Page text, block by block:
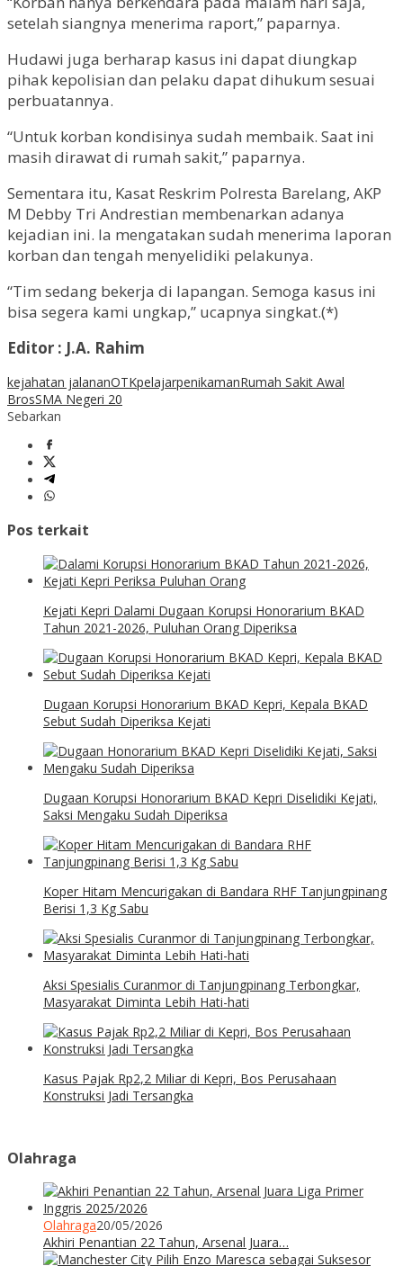
setelah siangnya menerima raport,” paparnya.
Hudawi juga berharap kasus ini dapat diungkap
pihak kepolisian dan pelaku dapat dihukum sesuai
perbuatannya.
“Untuk korban kondisinya sudah membaik. Saat ini
masih dirawat di rumah sakit,” paparnya.
Sementara itu, Kasat Reskrim Polresta Barelang, AKP
M Debby Tri Andrestian membenarkan adanya
kejadian ini. Ia mengatakan sudah menerima laporan
korban dan tengah menyelidiki pelakunya.
“Tim sedang bekerja di lapangan. Semoga kasus ini
bisa segera kami ungkap,” ucapnya singkat.(*)
Editor : J.A. Rahim
kejahatan jalananOTKpelajarpenikamanRumah Sakit Awal
BrosSMA Negeri 20
Sebarkan
Pos terkait
Kejati Kepri Dalami Dugaan Korupsi Honorarium BKAD
Tahun 2021-2026, Puluhan Orang Diperiksa
Dugaan Korupsi Honorarium BKAD Kepri, Kepala BKAD
Sebut Sudah Diperiksa Kejati
Dugaan Korupsi Honorarium BKAD Kepri Diselidiki Kejati,
Saksi Mengaku Sudah Diperiksa
Koper Hitam Mencurigakan di Bandara RHF Tanjungpinang
Berisi 1,3 Kg Sabu
Aksi Spesialis Curanmor di Tanjungpinang Terbongkar,
Masyarakat Diminta Lebih Hati-hati
Kasus Pajak Rp2,2 Miliar di Kepri, Bos Perusahaan
Konstruksi Jadi Tersangka
Olahraga
Olahraga20/05/2026
Akhiri Penantian 22 Tahun, Arsenal Juara…